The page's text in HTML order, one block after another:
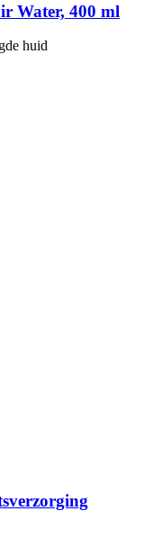
Water, 400 ml
huid